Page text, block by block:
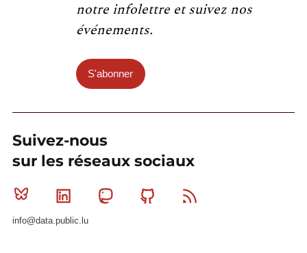
notre infolettre et suivez nos
événements.
S'abonner
Suivez-nous
sur les réseaux sociaux
Bluesky Linkedin MastodonGithub
info@data.public.lu